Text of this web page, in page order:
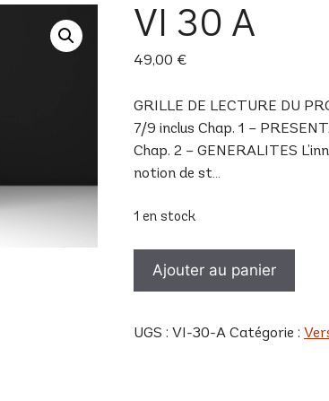
VI 30 A
49,00 €
GRILLE DE LECTURE DU
7/9 inclus Chap. 1 –
Chap. 2 – GENERALITES
notion de st…
1 en stock
30
Ajouter au panier
UGS :VI-30-A Catégorie :